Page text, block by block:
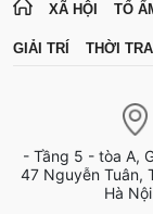
XÃ HỘI TỔ
GIẢI TRÍ THỜI
- Tầng 5 - tòa A,
47 Nguyễn Tuân,
Hà Nội